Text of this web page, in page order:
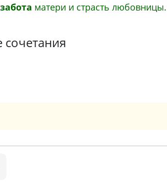
забота матери и страсть любовницы.